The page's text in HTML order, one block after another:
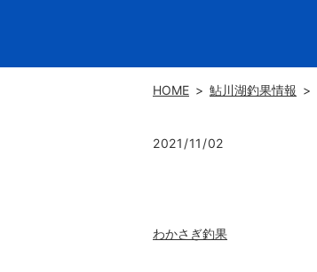
HOME 鮎川湖釣果情報
2021/11/02
わかさぎ釣果